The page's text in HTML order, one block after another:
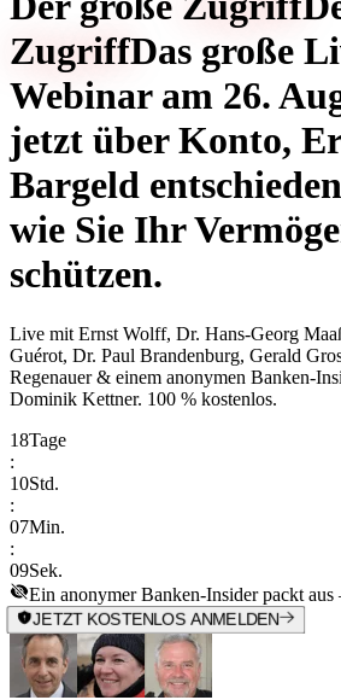
ZugriffDas große
Webinar am 26.
jetzt über Konto,
Bargeld
wie Sie Ihr
schützen.
Live mit Ernst Wolff, Dr. Hans-Georg
Guérot, Dr. Paul Brandenburg, Gerald
Regenauer & einem anonymen Banken-
Dominik Kettner. 100 % kostenlos.
18Tage
:
10Std.
:
07Min.
:
09Sek.
Ein anonymer Banken-Insider packt aus
JETZT KOSTENLOS ANMELDEN